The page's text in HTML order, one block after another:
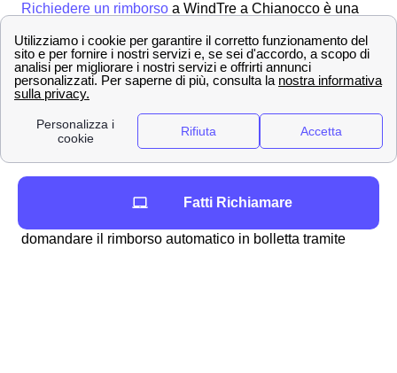
Richiedere un rimborso a WindTre a Chianocco è una
svolta per molteplici ragioni, ad esempio:
fatturazioni errate
addebito ogni 28 giorni
problemi con la business SIM windtre a
Chianocco
Per ottenere in particolare il rimborso dell'addebito a 28
domandare il rimborso automatico in bolletta tramite
Fatti Richiamare